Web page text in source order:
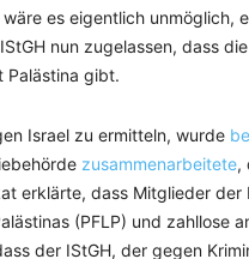
es eigentlich unmöglich,
nun zugelassen, dass
Palästina gibt.
Israel zu ermitteln, wurde
zusammenarbeitete,
erklärte, dass Mitglieder der
(PFLP) und zahllose
der IStGH, der gegen